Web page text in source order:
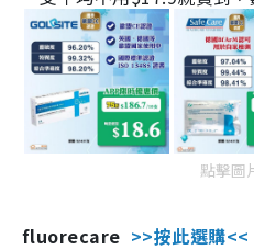
點擊圖
fluorecare >>按此選購<<